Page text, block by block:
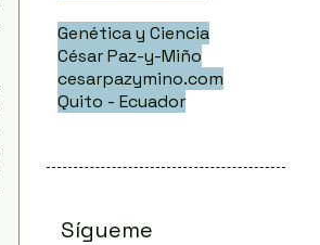
Genética y Ciencia
César Paz-y-Miño
cesarpazymino.com
Quito - Ecuador
Sígueme